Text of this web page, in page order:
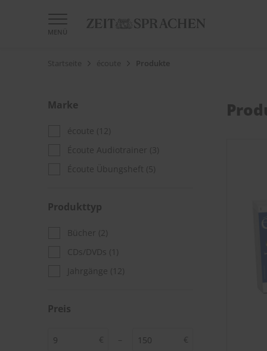
MENÜ
Startseite écoute Produkte
Marke
écoute (12)
Écoute Audiotrainer (3)
Écoute Übungsheft (5)
Produkttyp
Bücher (2)
CDs/DVDs (1)
Jahrgänge (12)
Preis
€ – €